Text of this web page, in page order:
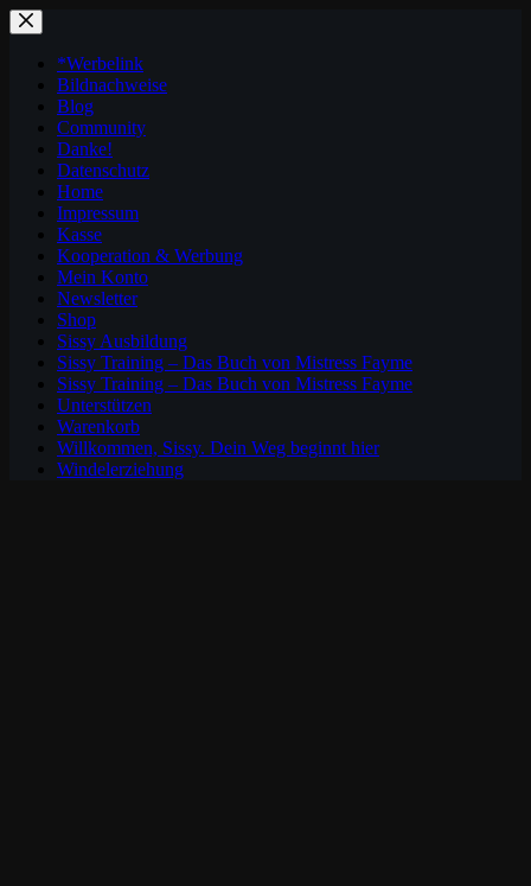
Zum
Inhalt
springen*Werbelink
Bildnachweise
Blog
Community
Danke!
Datenschutz
Home
Impressum
Kasse
Kooperation & Werbung
Mein Konto
Newsletter
Shop
Sissy Ausbildung
Sissy Training – Das Buch von Mistress Fayme
Sissy Training – Das Buch von Mistress Fayme
Unterstützen
Warenkorb
Willkommen, Sissy. Dein Weg beginnt hier
Windelerziehung